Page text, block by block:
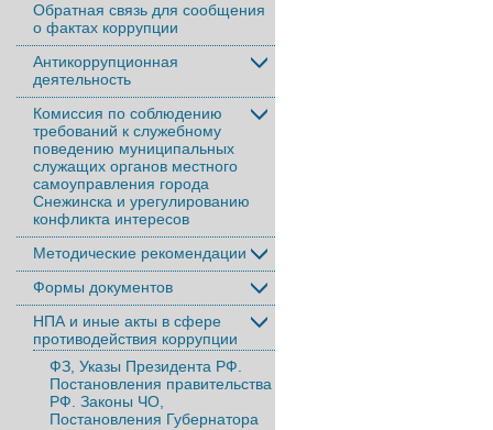
Обратная связь для сообщения
о фактах коррупции
Антикоррупционная
деятельность
Комиссия по соблюдению
требований к служебному
поведению муниципальных
служащих органов местного
самоуправления города
Снежинска и урегулированию
конфликта интересов
Методические рекомендации
Формы документов
НПА и иные акты в сфере
противодействия коррупции
ФЗ, Указы Президента РФ.
Постановления правительства
РФ. Законы ЧО,
Постановления Губернатора